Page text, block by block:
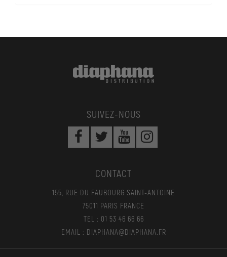
SUIVEZ-NOUS
CONTACT
155, RUE DU FAUBOURG SAINT-ANTOINE
75011 PARIS FRANCE
TEL : 01 53 46 66 66
EMAIL : DIAPHANA@DIAPHANA.FR